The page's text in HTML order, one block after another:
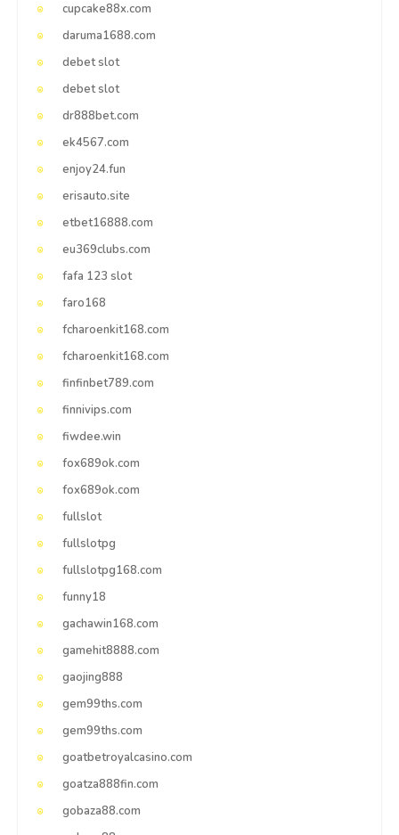
cupcake88x.com
daruma1688.com
debet slot
debet slot
dr888bet.com
ek4567.com
enjoy24.fun
erisauto.site
etbet16888.com
eu369clubs.com
fafa 123 slot
faro168
fcharoenkit168.com
fcharoenkit168.com
finfinbet789.com
finnivips.com
fiwdee.win
fox689ok.com
fox689ok.com
fullslot
fullslotpg
fullslotpg168.com
funny18
gachawin168.com
gamehit8888.com
gaojing888
gem99ths.com
gem99ths.com
goatbetroyalcasino.com
goatza888fin.com
gobaza88.com